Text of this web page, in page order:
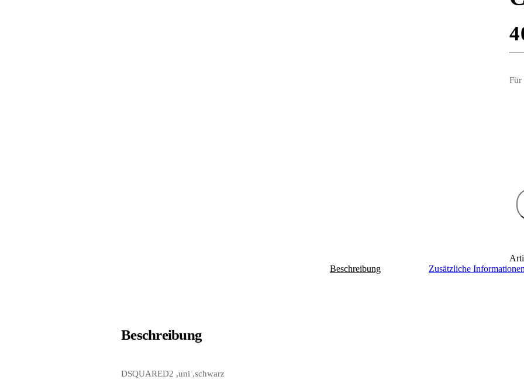
Für
Beschreibung
Zusätzliche
Beschreibung
DSQUARED2 ,uni ,schwarz